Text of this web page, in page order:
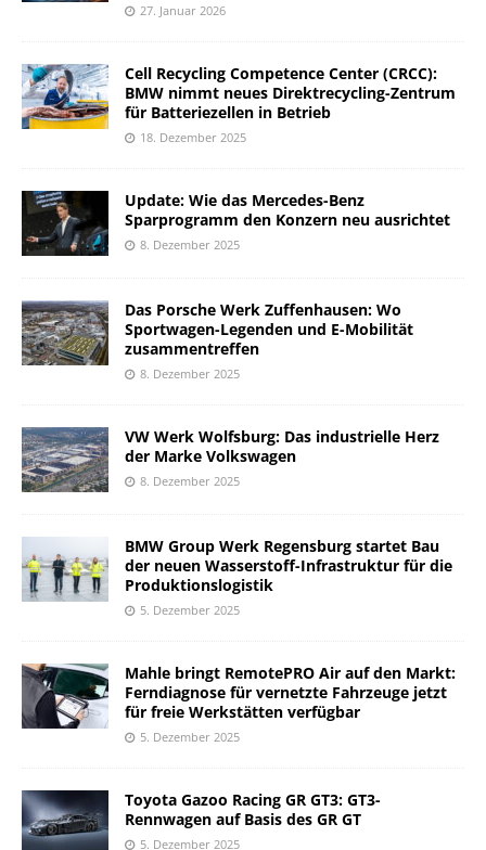
27. Januar 2026
Cell Recycling Competence Center (CRCC):
BMW nimmt neues Direktrecycling-Zentrum
für Batteriezellen in Betrieb
18. Dezember 2025
Update: Wie das Mercedes-Benz
Sparprogramm den Konzern neu ausrichtet
8. Dezember 2025
Das Porsche Werk Zuffenhausen: Wo
Sportwagen-Legenden und E-Mobilität
zusammentreffen
8. Dezember 2025
VW Werk Wolfsburg: Das industrielle Herz
der Marke Volkswagen
8. Dezember 2025
BMW Group Werk Regensburg startet Bau
der neuen Wasserstoff-Infrastruktur für die
Produktionslogistik
5. Dezember 2025
Mahle bringt RemotePRO Air auf den Markt:
Ferndiagnose für vernetzte Fahrzeuge jetzt
für freie Werkstätten verfügbar
5. Dezember 2025
Toyota Gazoo Racing GR GT3: GT3-
Rennwagen auf Basis des GR GT
5. Dezember 2025